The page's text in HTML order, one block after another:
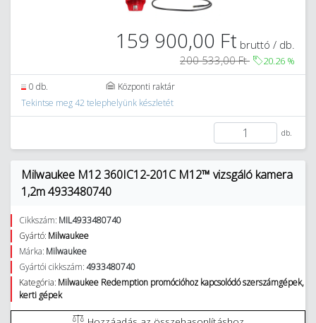
159 900,00 Ft bruttó / db.
200 533,00 Ft
20.26 %
0 db.
Központi raktár
Tekintse meg 42 telephelyünk készletét
db.
Milwaukee M12 360IC12-201C M12™ vizsgáló kamera
1,2m 4933480740
Cikkszám: MIL4933480740
Gyártó: Milwaukee
Márka: Milwaukee
Gyártói cikkszám:4933480740
Kategória: Milwaukee Redemption promócióhoz kapcsolódó szerszámgépek,
kerti gépek